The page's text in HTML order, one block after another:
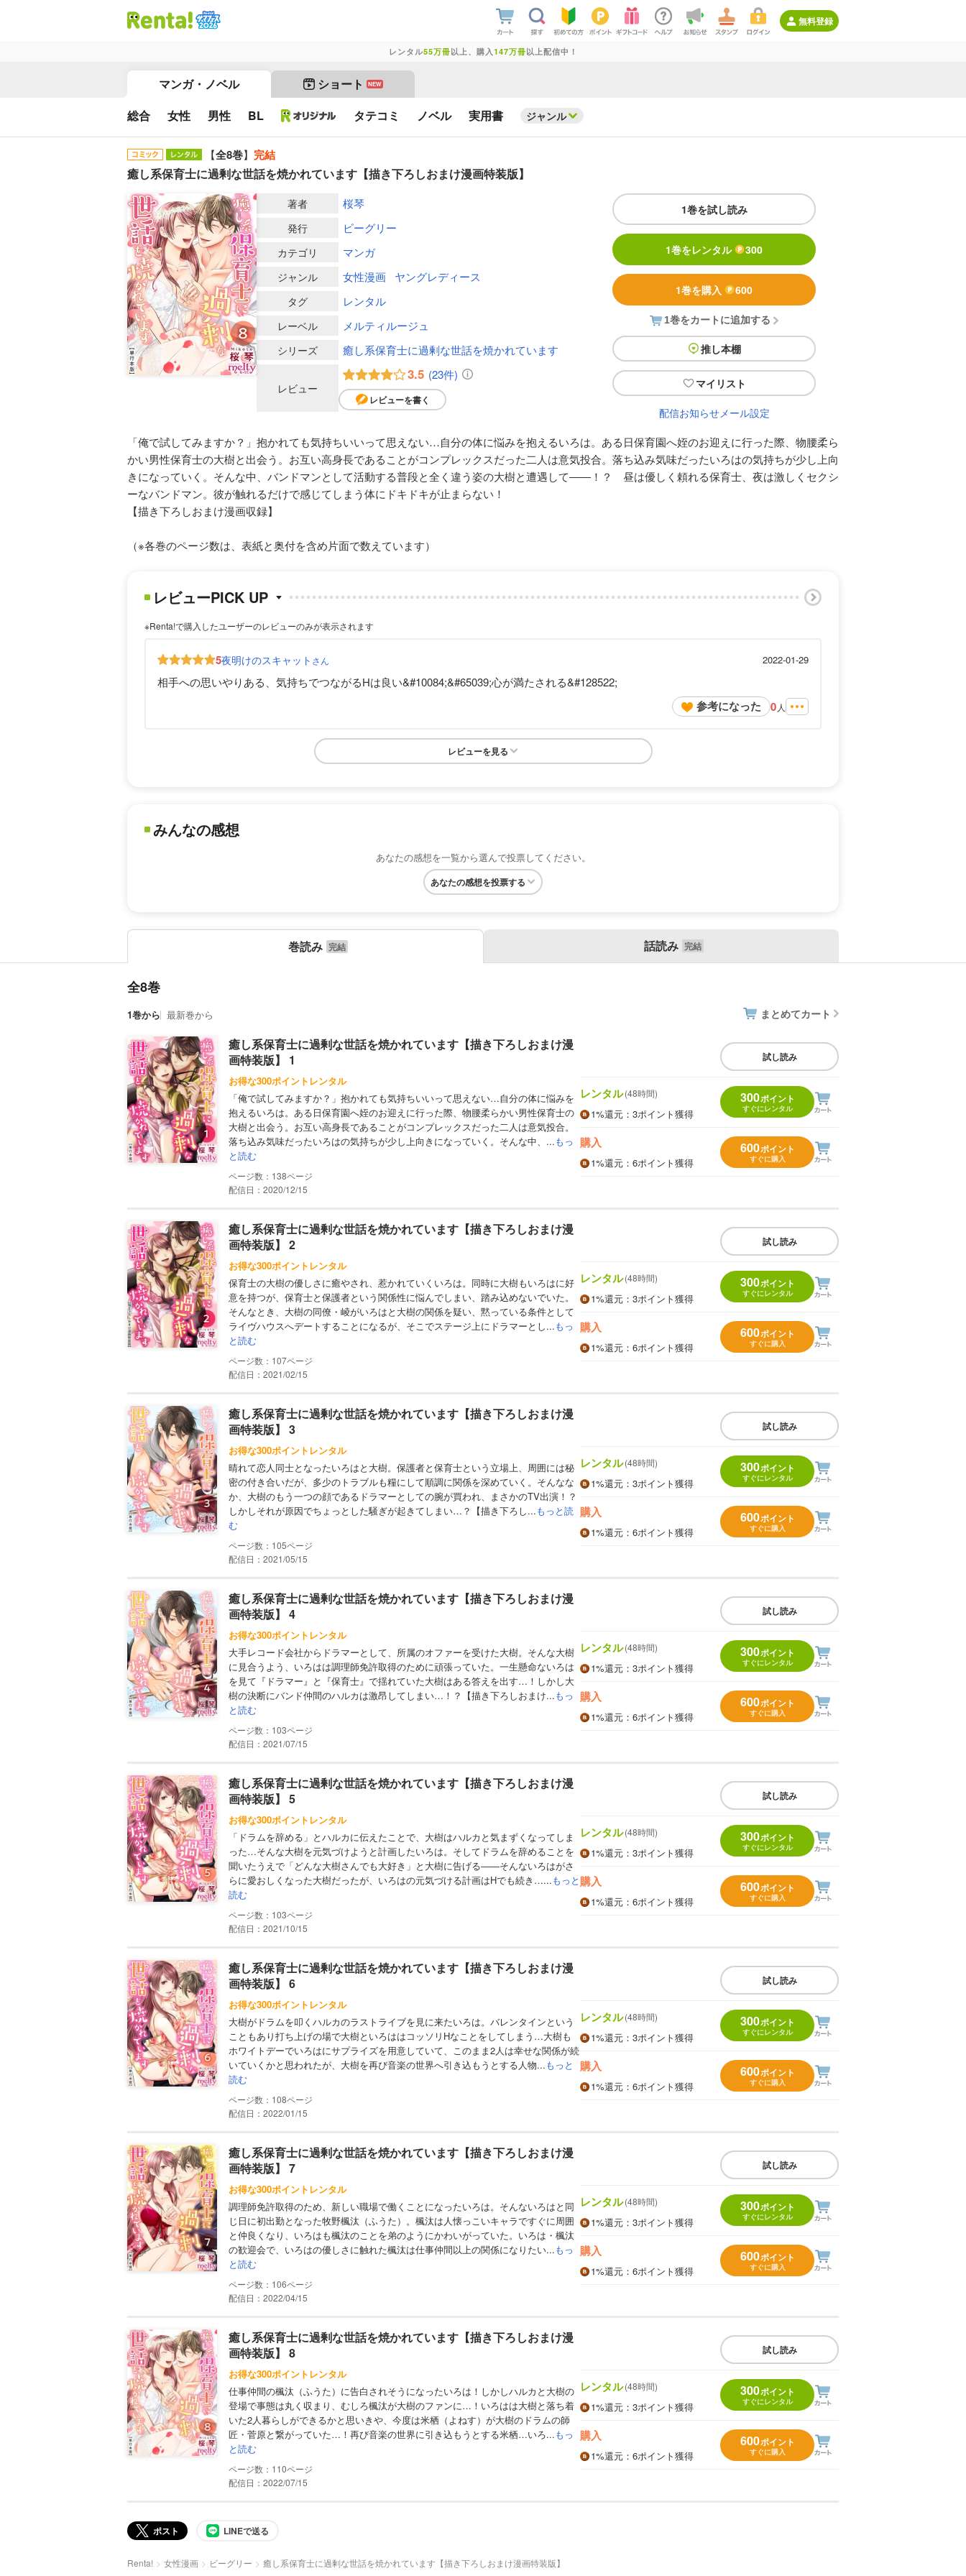
無料登録
レンタル55万冊以上、購入 147万冊以上配信中！
マンガ・ノベル ショート NEW
総合 女性 男性 BL タテコミ ノベル 実用書 ジャンル
【全8巻】 完結
癒し系保育士に過剰な世話を焼かれています【描き下ろしおまけ漫画特装版】
1巻を試し読み
1巻をレンタル 300
1巻を購入 600
1巻をカートに追加する
推し本棚
マイリスト
配信お知らせメール設定
著者 桜琴
発行 ビーグリー
カテゴリ マンガ
ジャンル 女性漫画 ヤングレディース
タグ レンタル
レーベル メルティルージュ
シリーズ 癒し系保育士に過剰な世話を焼かれています
レビュー
3.5 (23件)
レビューを書く
「俺で試してみますか？」抱かれても気持ちいいって思えない…自分の体に悩みを抱えるいろは。ある日保育園へ姪のお迎えに行った際、物腰柔ら
かい男性保育士の大樹と出会う。お互い高身長であることがコンプレックスだった二人は意気投合。落ち込み気味だったいろはの気持ちが少し上向
きになっていく。そんな中、バンドマンとして活動する普段と全く違う姿の大樹と遭遇して――！？ 昼は優しく頼れる保育士、夜は激しくセクシ
ーなバンドマン。彼が触れるだけで感じてしまう体にドキドキが止まらない！
【描き下ろしおまけ漫画収録】
（※各巻のページ数は、表紙と奥付を含め片面で数えています）
レビューPICK UP
※Renta!で購入したユーザーのレビューのみが表示されます
5夜明けのスキャット さん 2022-01-29
相手への思いやりある、気持ちでつながるHは良い&#10084;&#65039;心が満たされる&#128522;
参考になった 0 人
レビューを見る
みんなの感想
あなたの感想を一覧から選んで投票してください。
あなたの感想を投票する
巻読み 話読み
全8巻
1巻から 最新巻から まとめてカート
癒し系保育士に過剰な世話を焼かれています【描き下ろしおまけ漫
画特装版】 1
お得な300ポイントレンタル
「俺で試してみますか？」抱かれても気持ちいいって思えない…自分の体に悩みを
抱えるいろは。ある日保育園へ姪のお迎えに行った際、物腰柔らかい男性保育士の
大樹と出会う。お互い高身長であることがコンプレックスだった二人は意気投合。
落ち込み気味だったいろはの気持ちが少し上向きになっていく。そんな中、...もっ
と読む
138
配信日：2020/12/15
試し読み
レンタル(48時間)
1%還元 ：3ポイント獲得
300ポイント
すぐにレンタル
購入
1%還元 ：6ポイント獲得
600ポイント
すぐに購入
癒し系保育士に過剰な世話を焼かれています【描き下ろしおまけ漫
画特装版】 2
お得な300ポイントレンタル
保育士の大樹の優しさに癒やされ、惹かれていくいろは。同時に大樹もいろはに好
意を持つが、保育士と保護者という関係性に悩んでしまい、踏み込めないでいた。
そんなとき、大樹の同僚・崚がいろはと大樹の関係を疑い、黙っている条件として
ライヴハウスへデートすることになるが、そこでステージ上にドラマーとし...もっ
と読む
107
配信日：2021/02/15
試し読み
レンタル(48時間)
1%還元 ：3ポイント獲得
300ポイント
すぐにレンタル
購入
1%還元 ：6ポイント獲得
600ポイント
すぐに購入
癒し系保育士に過剰な世話を焼かれています【描き下ろしおまけ漫
画特装版】 3
お得な300ポイントレンタル
晴れて恋人同士となったいろはと大樹。保護者と保育士という立場上、周囲には秘
密の付き合いだが、多少のトラブルも糧にして順調に関係を深めていく。そんなな
か、大樹のもう一つの顔であるドラマーとしての腕が買われ、まさかのTV出演！？
しかしそれが原因でちょっとした騒ぎが起きてしまい…？【描き下ろし...もっと読
む
105
配信日：2021/05/15
試し読み
レンタル(48時間)
1%還元 ：3ポイント獲得
300ポイント
すぐにレンタル
購入
1%還元 ：6ポイント獲得
600ポイント
すぐに購入
癒し系保育士に過剰な世話を焼かれています【描き下ろしおまけ漫
画特装版】 4
お得な300ポイントレンタル
大手レコード会社からドラマーとして、所属のオファーを受けた大樹。そんな大樹
に見合うよう、いろはは調理師免許取得のために頑張っていた。一生懸命ないろは
を見て『ドラマー』と『保育士』で揺れていた大樹はある答えを出す…！しかし大
樹の決断にバンド仲間のハルカは激昂してしまい…！？【描き下ろしおまけ...もっ
と読む
103
配信日：2021/07/15
試し読み
レンタル(48時間)
1%還元 ：3ポイント獲得
300ポイント
すぐにレンタル
購入
1%還元 ：6ポイント獲得
600ポイント
すぐに購入
癒し系保育士に過剰な世話を焼かれています【描き下ろしおまけ漫
画特装版】 5
お得な300ポイントレンタル
「ドラムを辞める」とハルカに伝えたことで、大樹はハルカと気まずくなってしま
った…そんな大樹を元気づけようと計画したいろは。そしてドラムを辞めることを
聞いたうえで「どんな大樹さんでも大好き」と大樹に告げる――そんないろはがさ
らに愛おしくなった大樹だったが、いろはの元気づける計画はHでも続き…...もっと
読む
103
配信日：2021/10/15
試し読み
レンタル(48時間)
1%還元 ：3ポイント獲得
300ポイント
すぐにレンタル
購入
1%還元 ：6ポイント獲得
600ポイント
すぐに購入
癒し系保育士に過剰な世話を焼かれています【描き下ろしおまけ漫
画特装版】 6
お得な300ポイントレンタル
大樹がドラムを叩くハルカのラストライブを見に来たいろは。バレンタインという
こともあり打ち上げの場で大樹といろははコッソリHなことをしてしまう…大樹も
ホワイトデーでいろはにサプライズを用意していて、このまま2人は幸せな関係が続
いていくかと思われたが、大樹を再び音楽の世界へ引き込もうとする人物...もっと
読む
108
配信日：2022/01/15
試し読み
レンタル(48時間)
1%還元 ：3ポイント獲得
300ポイント
すぐにレンタル
購入
1%還元 ：6ポイント獲得
600ポイント
すぐに購入
癒し系保育士に過剰な世話を焼かれています【描き下ろしおまけ漫
画特装版】 7
お得な300ポイントレンタル
調理師免許取得のため、新しい職場で働くことになったいろは。そんないろはと同
じ日に初出勤となった牧野楓汰（ふうた）。楓汰は人懐っこいキャラですぐに周囲
と仲良くなり、いろはも楓汰のことを弟のようにかわいがっていた。いろは・楓汰
の歓迎会で、いろはの優しさに触れた楓汰は仕事仲間以上の関係になりたい...もっ
と読む
106
配信日：2022/04/15
試し読み
レンタル(48時間)
1%還元 ：3ポイント獲得
300ポイント
すぐにレンタル
購入
1%還元 ：6ポイント獲得
600ポイント
すぐに購入
癒し系保育士に過剰な世話を焼かれています【描き下ろしおまけ漫
画特装版】 8
お得な300ポイントレンタル
仕事仲間の楓汰（ふうた）に告白されそうになったいろは！しかしハルカと大樹の
登場で事態は丸く収まり、むしろ楓汰が大樹のファンに…！いろはは大樹と落ち着
いた2人暮らしができるかと思いきや、今度は米栖（よねす）が大樹のドラムの師
匠・菅原と繋がっていた…！再び音楽の世界に引き込もうとする米栖…いろ...もっ
と読む
110
配信日：2022/07/15
試し読み
レンタル(48時間)
1%還元 ：3ポイント獲得
300ポイント
すぐにレンタル
購入
1%還元 ：6ポイント獲得
600ポイント
すぐに購入
ポスト LINEで送る
Renta! 女性漫画 ビーグリー 癒し系保育士に過剰な世話を焼かれています【描き下ろしおまけ漫画特装版】